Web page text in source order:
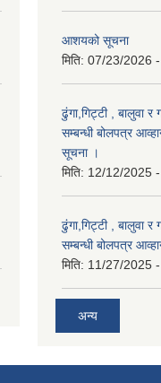
आशयको सूचना
मिति: 07/23/2026
ढुंगा,गिट्टी , बालुवा
सम्बन्धी बोलपत्र
सूचना ।
मिति: 12/12/2025
ढुंगा,गिट्टी , बालुवा
सम्बन्धी बोलपत्र
मिति: 11/27/2025
अन्य